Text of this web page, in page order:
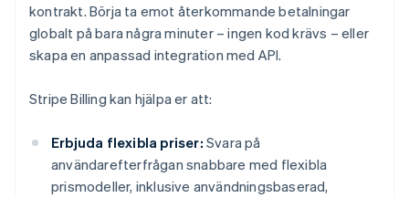
kontrakt. Börja ta emot återkommande betalningar
globalt på bara några minuter – ingen kod krävs – eller
skapa en anpassad integration med API.
Stripe Billing kan hjälpa er att:
Erbjuda flexibla priser: Svara på
användarefterfrågan snabbare med flexibla
prismodeller, inklusive användningsbaserad,